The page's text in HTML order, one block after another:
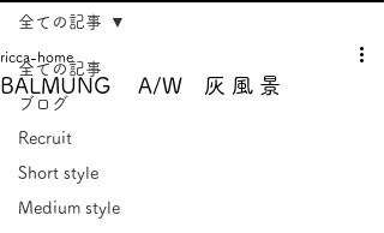
全ての記事
ブログ
Recruit
Short style
Medium style​
全ての記事
BALMUNG A/W 灰 風 景
ricca-home